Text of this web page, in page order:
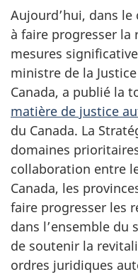
Aujourd’hui, dans
à faire progresser la
mesures
ministre de la
Canada, a publié la
matière de justice
du Canada. La
domaines
collaboration entre
Canada, les
faire progresser les
dans l’ensemble du
de soutenir la
ordres juridiques